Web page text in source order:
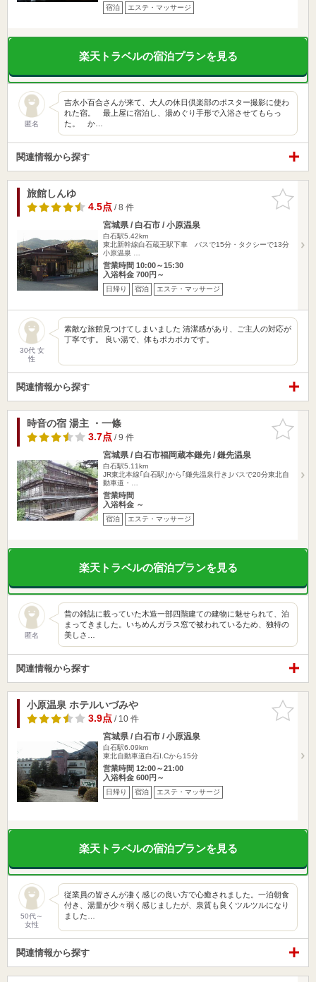
宿泊 エステ・マッサージ
楽天トラベルの宿泊プランを見る
匿名
吉永小百合さんが来て、大人の休日倶楽部のポスター撮影に使わ
れた宿。 最上屋に宿泊し、湯めぐり手形で入浴させてもらっ
た。 か…
関連情報から探す
お気に入
りに追加
旅館しんゆ
4.5点/ 8 件
宮城県 / 白石市 / 小原温泉
白石駅5.42km
東北新幹線白石蔵王駅下車 バスで15分・タクシーで13分
小原温泉 …
営業時間 10:00～15:30
入浴料金 700円～
日帰り 宿泊 エステ・マッサージ
30代 女
性
素敵な旅館見つけてしまいました 清潔感があり、ご主人の対応が
丁寧です。 良い湯で、体もポカポカです。
関連情報から探す
お気に入
りに追加
時音の宿 湯主 ・一條
3.7点/ 9 件
宮城県 / 白石市福岡蔵本鎌先 / 鎌先温泉
白石駅5.11km
JR東北本線｢白石駅｣から｢鎌先温泉行き｣バスで20分東北自
動車道・…
営業時間
入浴料金 ～
宿泊 エステ・マッサージ
楽天トラベルの宿泊プランを見る
匿名
昔の雑誌に載っていた木造一部四階建ての建物に魅せられて、泊
まってきました。いちめんガラス窓で被われているため、独特の
美しさ…
関連情報から探す
お気に入
りに追加
小原温泉 ホテルいづみや
3.9点/ 10 件
宮城県 / 白石市 / 小原温泉
白石駅6.09km
東北自動車道白石I.Cから15分
営業時間 12:00～21:00
入浴料金 600円～
日帰り 宿泊 エステ・マッサージ
楽天トラベルの宿泊プランを見る
50代～
女性
従業員の皆さんが凄く感じの良い方で心癒されました。一泊朝食
付き、湯量が少々弱く感じましたが、泉質も良くツルツルになり
ました…
関連情報から探す